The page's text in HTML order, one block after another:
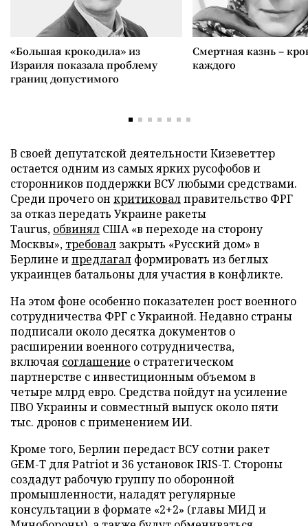
«Большая крокодила» из
Израиля показала проблему
границ допустимого
Смертная казнь –
каждого
В своей депутатской деятельности Кизеветтер
остается одним из самых ярких русофобов и
сторонников поддержки ВСУ любыми средствами.
Среди прочего он критиковалправительство ФРГ
за отказ передать Украине ракеты
Taurus, обвинял США «в переходе на сторону
Москвы», требовал закрыть «Русский дом» в
Берлине ипредлагал формировать из беглых
украинцев батальоны для участия в конфликте.
На этом фоне особенно показателен рост военного
сотрудничества ФРГ с Украиной. Недавно страны
подписали около десятка документов о
расширении военного сотрудничества,
включая соглашение о стратегическом
партнерстве с инвестиционным объемом в
четыре млрд евро. Средства пойдут на усиление
ПВО Украины и совместный выпуск около пяти
тыс. дронов с применением ИИ.
Кроме того, Берлин передаст ВСУ сотни ракет
GEM-T для Patriot и 36 установок IRIS-T. Стороны
создадут рабочую группу по оборонной
промышленности, наладят регулярные
консультации в формате «2+2» (главы МИД и